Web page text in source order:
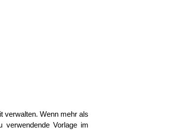
verwalten. Wenn mehr als
verwendende Vorlage im